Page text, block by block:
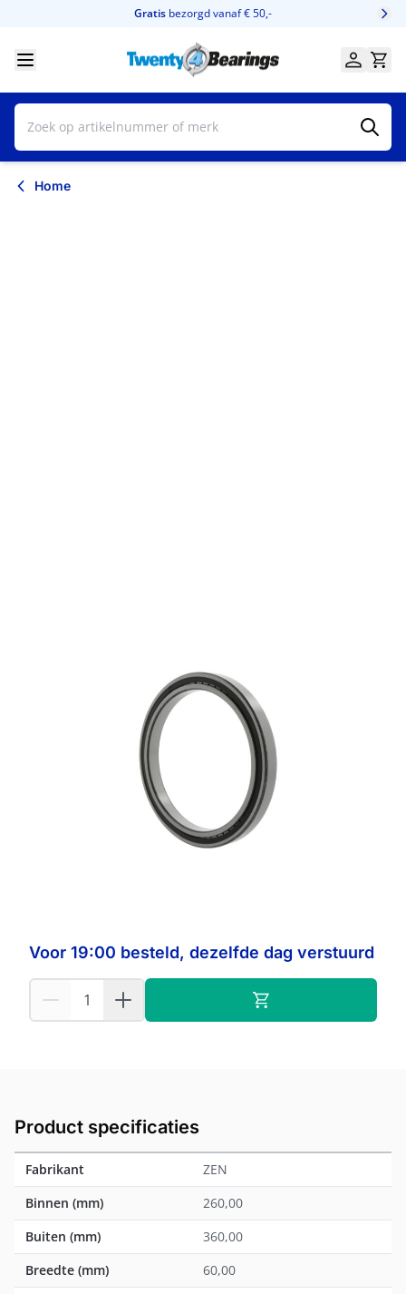
Gratis bezorgd vanaf € 50,-
Home
Cilindrische rollagers
260.00 mm
360.00 mm
60.00 mm
Voor 19:00 besteld, dezelfde dag verstuurd
Product specificaties
Fabrikant
ZEN
Binnen (mm)
260,00
Buiten (mm)
360,00
Breedte (mm)
60,00